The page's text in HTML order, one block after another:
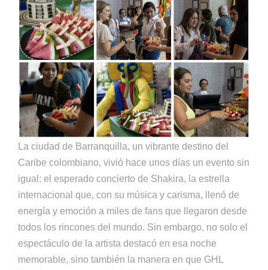
La ciudad de Barranquilla, un vibrante destino del
Caribe colombiano, vivió hace unos días un evento sin
igual: el esperado concierto de Shakira, la estrella
internacional que, con su música y carisma, llenó de
energía y emoción a miles de fans que llegaron desde
todos los rincones del mundo. Sin embargo, no solo el
espectáculo de la artista destacó en esa noche
memorable, sino también la manera en que GHL